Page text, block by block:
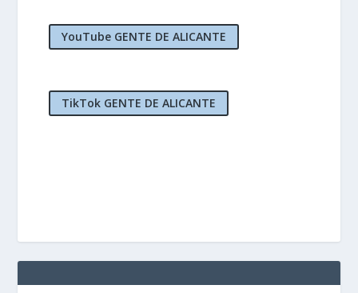
YouTube GENTE DE ALICANTE
TikTok GENTE DE ALICANTE